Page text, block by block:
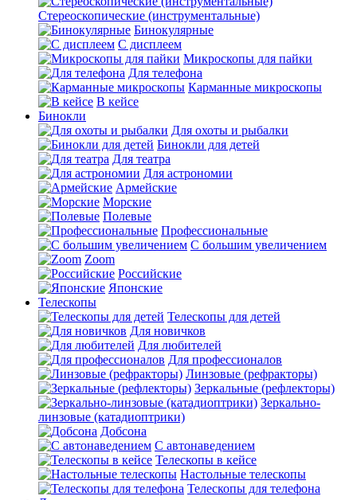
Стереоскопические (инструментальные)
Бинокулярные
С дисплеем
Микроскопы для пайки
Для телефона
Карманные микроскопы
В кейсе
Бинокли
Для охоты и рыбалки
Бинокли для детей
Для театра
Для астрономии
Армейские
Морские
Полевые
Профессиональные
С большим увеличением
Zoom
Российские
Японские
Телескопы
Телескопы для детей
Для новичков
Для любителей
Для профессионалов
Линзовые (рефракторы)
Зеркальные (рефлекторы)
Зеркально-
линзовые (катадиоптрики)
Добсона
С автонаведением
Телескопы в кейсе
Настольные телескопы
Телескопы для телефона